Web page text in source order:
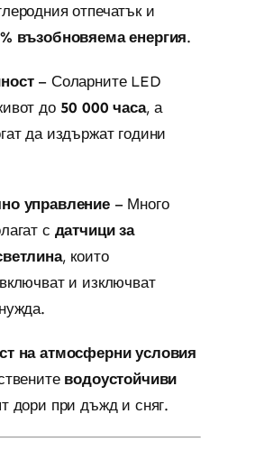
отпечатък и
възобновяема енергия.
– Соларните LED
до 50 000 часа, а
да издържат години
управление– Много
с датчици за
, които
и изключват
на атмосферни условия
водоустойчиви
дори при дъжд и сняг.